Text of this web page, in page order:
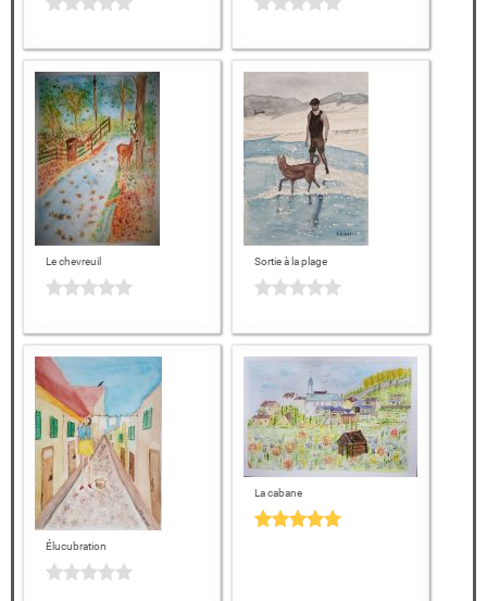
Le chevreuil Sortie à la plage
Élucubration
La cabane